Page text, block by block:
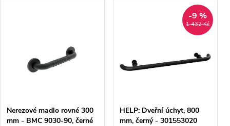
Nerezové madlo rovné 300
mm - BMC 9030-90, černé
1 432 Kč
-9 %
HELP: Dveřní úchyt, 800
mm, černý - 301553020